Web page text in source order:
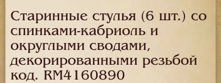
Старинные стулья (6 шт.) со
спинками-кабриоль и
округлыми сводами,
декорированными резьбой
код. RM4160890